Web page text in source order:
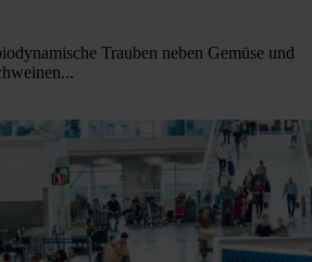
Trauben neben Gemüse und